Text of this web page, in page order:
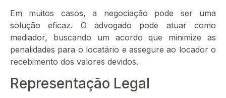
Em muitos casos, a negociação pode ser uma
solução eficaz. O advogado pode atuar como
mediador, buscando um acordo que minimize as
penalidades para o locatário e assegure ao locador o
recebimento dos valores devidos.
Representação Legal